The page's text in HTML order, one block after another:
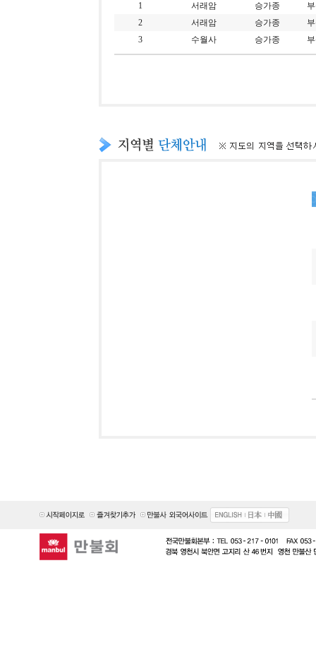
1 서래암 승가종
2
서래암 승가종
3
수월사 승가종